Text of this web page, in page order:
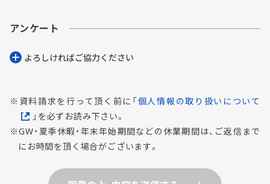
アンケート
よろしければご協⼒ください
資料請求を行って頂く前に「個人情報の取り扱いについて
」を必ずお読み下さい。
GW・夏季休暇・年末年始期間などの休業期間は、ご返信まで
にお時間を頂く場合がございます。